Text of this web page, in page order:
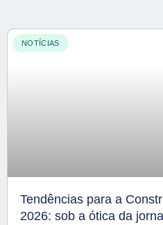
NOTÍCIAS
Tendências para a
2026: sob a ótica da